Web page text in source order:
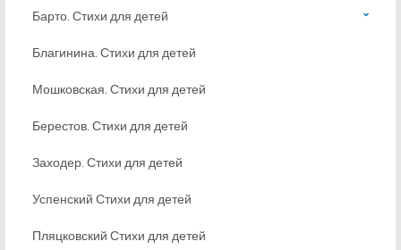
Барто. Стихи для детей
Благинина. Стихи для детей
Мошковская. Стихи для детей
Берестов. Стихи для детей
Заходер. Стихи для детей
Успенский Стихи для детей
Пляцковский Стихи для детей